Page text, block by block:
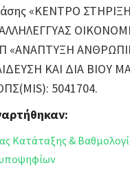
«ΚΕΝΤΡΟ
«ΑΝΑΠΤΥΞΗ
ΚΑΙ ΔΙΑ ΒΙΟΥ
5041704.
Κατάταξης &